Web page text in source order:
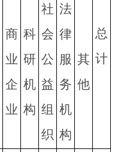
总
计
商
业
企
业
科
研
机
构
社
会
公
益
组
织
法
律
服
务
机
构
其
他